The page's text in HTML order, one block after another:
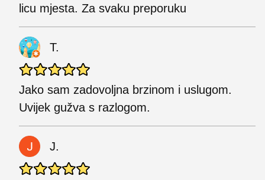
licu mjesta. Za svaku preporuku
T.
Jako sam zadovoljna brzinom i uslugom.
Uvijek gužva s razlogom.
J.